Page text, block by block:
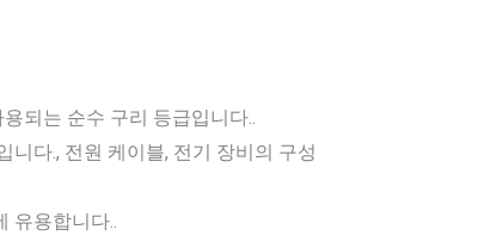
되는 순수 구리 등급입니다..
니다., 전원 케이블, 전기 장비의 구성
유용합니다..